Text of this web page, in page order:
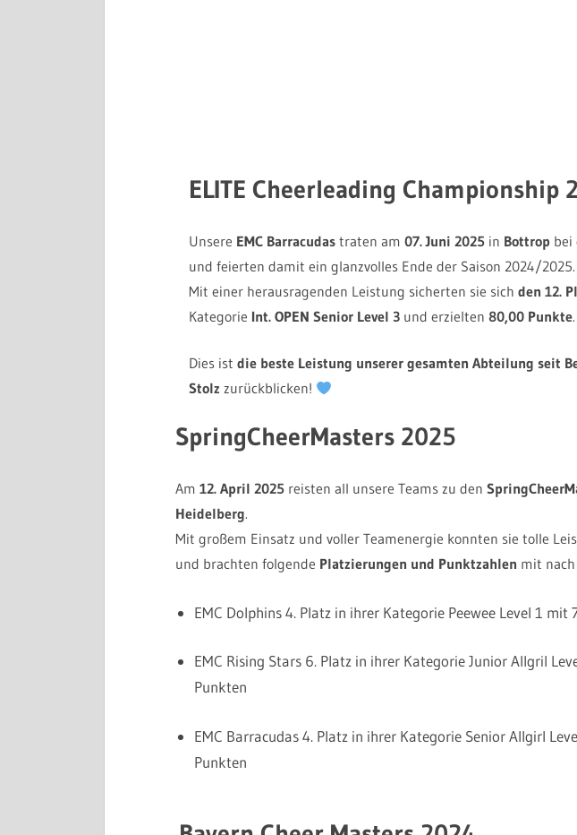
ELITE Cheerleading Championship
Unsere EMC Barracudas traten am07. Juni 2025 in Bottrop bei
und feierten damit ein glanzvolles Ende der Saison 2024/2025.
Mit einer herausragenden Leistung sicherten sie sichden 12.
Kategorie Int. OPEN Senior Level 3 und erzielten 80,00 Punkte.
Dies istdie beste Leistung unserer gesamten Abteilung seit
Stolz zurückblicken!
SpringCheerMasters 2025
Am 12. April 2025reisten all unsere Teams zu den
Heidelberg.
Mit großem Einsatz und voller Teamenergie konnten sie tolle
und brachten folgende Platzierungen und Punktzahlen mit nach
EMC Dolphins 4. Platz in ihrer Kategorie Peewee Level 1 mit
EMC Rising Stars 6. Platz in ihrer Kategorie Junior Allgril
Punkten
EMC Barracudas 4. Platz in ihrer Kategorie Senior Allgirl
Punkten